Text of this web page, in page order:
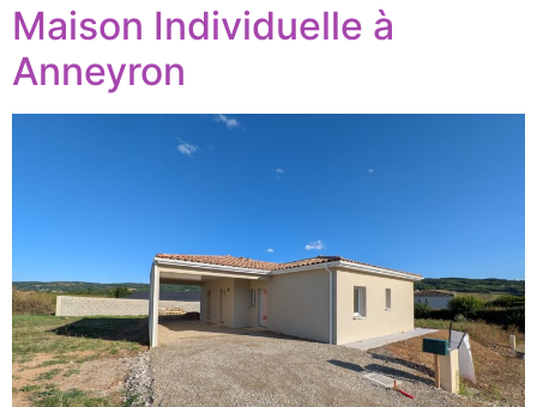
Maison Individuelle à
Anneyron